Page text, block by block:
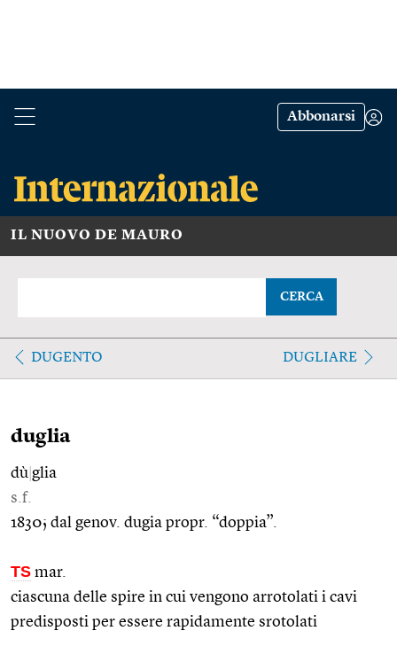
Abbonarsi
IL NUOVO DE MAURO
CERCA
DUGENTO DUGLIARE
duglia
dù glia
s.f.
1830; dal genov. dugia propr. “doppia”.
TS mar.
ciascuna delle spire in cui vengono arrotolati i cavi
predisposti per essere rapidamente srotolati